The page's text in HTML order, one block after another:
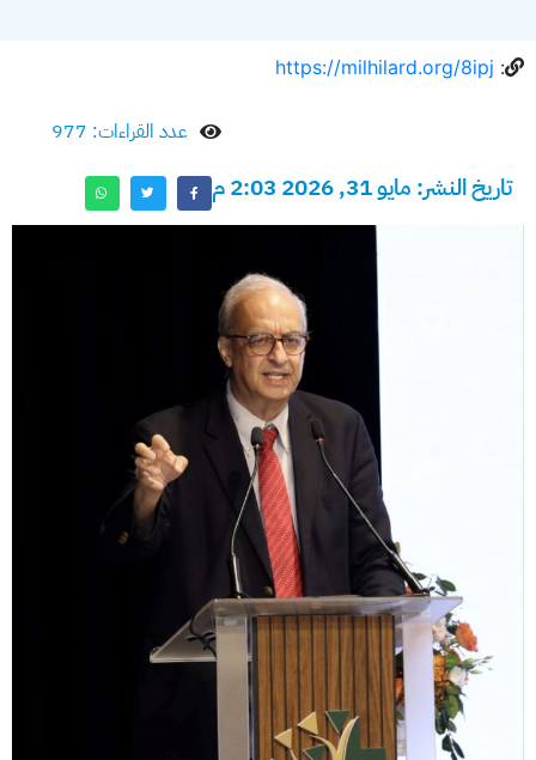
:
https://milhilard.org/8ipj
عدد القراءات: 977
تاريخ النشر: مايو 31, 2026 2:03 م